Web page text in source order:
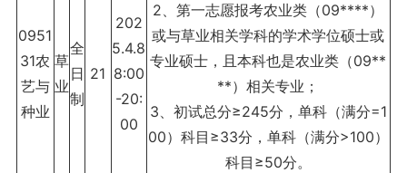
0951
31农
艺与
种业
草
业
全
日
制
21
202
5.4.8
8:00
-20:
00
2、第一志愿报考农业类（09****）
或与草业相关学科的学术学位硕士或
专业硕士，且本科也是农业类（09**
**）相关专业；
3、初试总分≥245分，单科（满分=1
00）科目≥33分，单科（满分>100）
科目≥50分。